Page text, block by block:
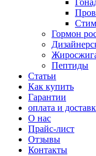
Гормон
Пептиды
Статьи
Как купить
Гарантии
оплата и
О нас
Прайс-лист
Отзывы
Контакты